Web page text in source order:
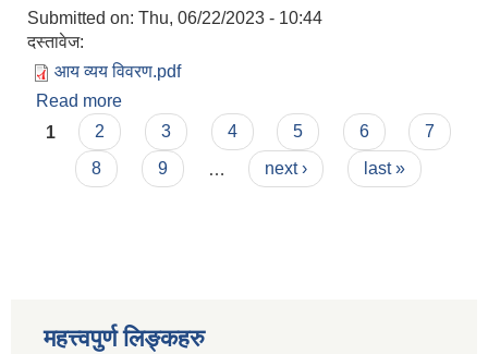
Submitted on: Thu, 06/22/2023 - 10:44
दस्तावेज:
आय व्यय विवरण.pdf
Read more
Pages
1 2 3 4 5 6
7
8
9 next › last »
महत्त्वपुर्ण लिङ्कहरु